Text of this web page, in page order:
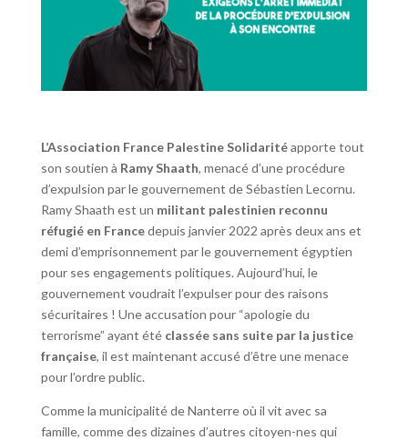
L’Association France Palestine Solidaritéapporte tout
son soutien à Ramy Shaath, menacé d’une procédure
d’expulsion par le gouvernement de Sébastien Lecornu.
Ramy Shaath est un militant palestinien reconnu
réfugié en Francedepuis janvier 2022 après deux ans et
demi d’emprisonnement par le gouvernement égyptien
pour ses engagements politiques. Aujourd’hui, le
gouvernement voudrait l’expulser pour des raisons
sécuritaires ! Une accusation pour “apologie du
terrorisme” ayant été classée sans suite par la justice
française, il est maintenant accusé d’être une menace
pour l’ordre public.
Comme la municipalité de Nanterre où il vit avec sa
famille, comme des dizaines d’autres citoyen-nes qui